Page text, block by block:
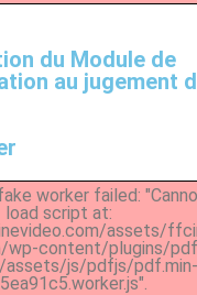
du Module de
au jugement
worker failed:
load script at:
assets/
wp-content/plugins/
assets/js/pdfjs/pdf.min-